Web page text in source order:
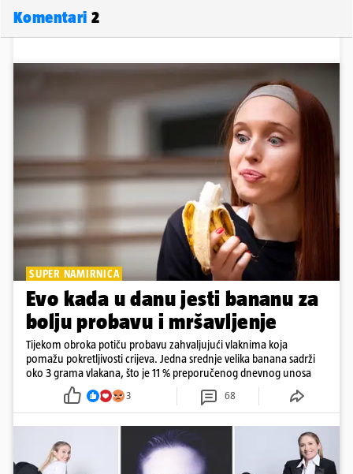
Komentari 2
SUPER NAMIRNICA
Evo kada u danu jesti bananu za
bolju probavu i mršavljenje
Tijekom obroka potiču probavu zahvaljujući vlaknima koja
pomažu pokretljivosti crijeva. Jedna srednje velika banana sadrži
oko 3 grama vlakana, što je 11 % preporučenog dnevnog unosa
3 68